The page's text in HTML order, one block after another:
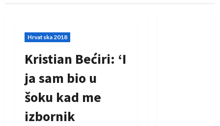
Hrvatska 2018
Kristian Bećiri: ‘I
ja sam bio u
šoku kad me
izbornik